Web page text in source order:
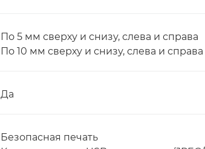
По 5 мм сверху и снизу, слева и справа
По 10 мм сверху и снизу, слева и
Да
Безопасная печать